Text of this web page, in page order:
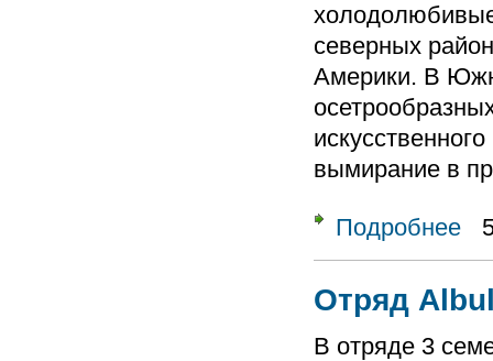
северных
Америки. В
вымирание в
Подробнеео
Отряд
В отряде 3